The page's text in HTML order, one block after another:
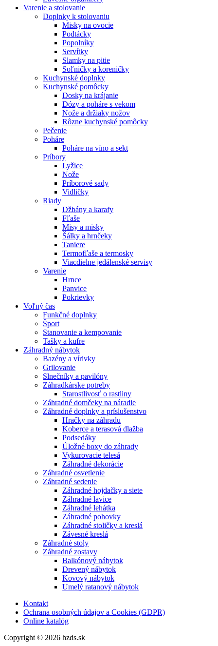
Varenie a stolovanie
Doplnky k stolovaniu
Misky na ovocie
Podtácky
Popolníky
Servítky
Slamky na pitie
Soľničky a koreničky
Kuchynské doplnky
Kuchynské pomôcky
Dosky na krájanie
Dózy a poháre s vekom
Nože a držiaky nožov
Rôzne kuchynské pomôcky
Pečenie
Poháre
Poháre na víno a sekt
Príbory
Lyžice
Nože
Príborové sady
Vidličky
Riady
Džbány a karafy
Fľaše
Misy a misky
Šálky a hrnčeky
Taniere
Termofľaše a termosky
Viacdielne jedálenské servisy
Varenie
Hrnce
Panvice
Pokrievky
Voľný čas
Funkčné doplnky
Šport
Stanovanie a kempovanie
Tašky a kufre
Záhradný nábytok
Bazény a vírivky
Grilovanie
Slnečníky a pavilóny
Záhradkárske potreby
Starostlivosť o rastliny
Záhradné domčeky na náradie
Záhradné doplnky a príslušenstvo
Hračky na záhradu
Koberce a terasová dlažba
Podsedáky
Úložné boxy do záhrady
Vykurovacie telesá
Záhradné dekorácie
Záhradné osvetlenie
Záhradné sedenie
Záhradné hojdačky a siete
Záhradné lavice
Záhradné lehátka
Záhradné pohovky
Záhradné stoličky a kreslá
Závesné kreslá
Záhradné stoly
Záhradné zostavy
Balkónový nábytok
Drevený nábytok
Kovový nábytok
Umelý ratanový nábytok
Kontakt
Ochrana osobných údajov a Cookies (GDPR)
Online katalóg
Copyright © 2026 hzds.sk